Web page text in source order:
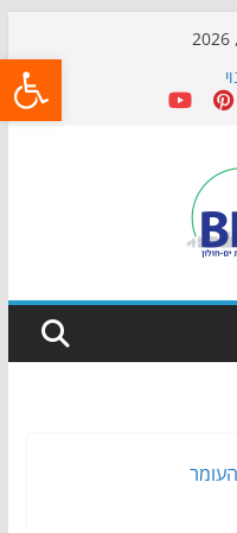
הגינות: מאות משפחות
גמר המונדיאל בטרמינל
הריביירה הופך למרחב